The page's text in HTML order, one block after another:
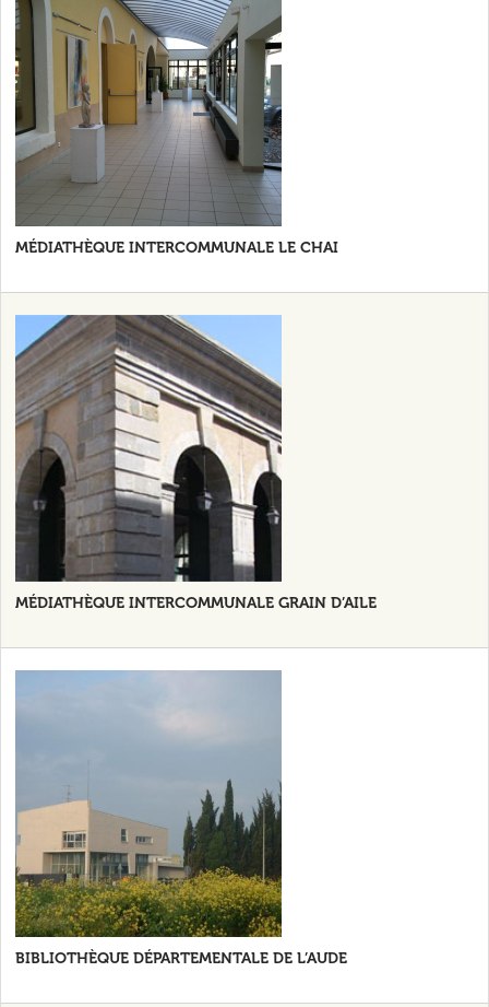
MÉDIATHÈQUE INTERCOMMUNALE LE CHAI
MÉDIATHÈQUE INTERCOMMUNALE GRAIN D’AILE
BIBLIOTHÈQUE DÉPARTEMENTALE DE L’AUDE